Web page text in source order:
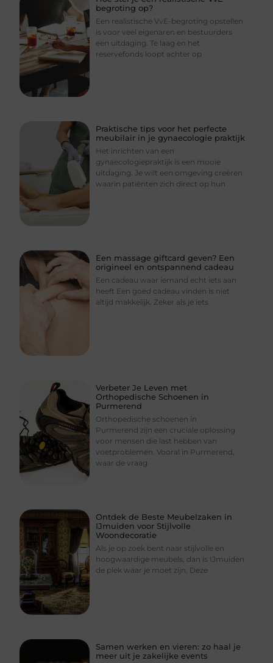
begroting op?
Een realistische VvE-begroting opstellen
is voor veel eigenaren en bestuurders
een uitdaging. Te laag en het
reservefonds loopt achter op
Praktische tips voor het perfecte
meubilair in je gynaecologie praktijk
Het inrichten van een
gynaecologiepraktijk is een mooie
uitdaging. Je wilt een omgeving creëren
waarin patiënten zich direct op hun
Een massage giftcard geven? Een
origineel en ontspannend cadeau
Een cadeau waar iemand echt iets aan
heeft Een goed cadeau vinden is niet
altijd makkelijk. Zeker als je iets
Verbeter Je Leven met
Orthopedische Schoenen in
Purmerend
Orthopedische schoenen in
Purmerend zijn een cruciale oplossing
voor mensen die last hebben van
voetproblemen. Vooral in Purmerend,
waar de vraag
Ontdek de Beste Meubelzaken in
IJmuiden voor Stijlvolle
Woondecoratie
Als je op zoek bent naar stijlvolle en
hoogwaardige meubels, dan is IJmuiden
de plek waar je moet zijn. Deze
Samen werken en vieren: zo haal je
meer uit je zakelijke events